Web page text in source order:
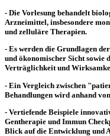
- Die Vorlesung behandelt
Arzneimittel, insbesondere
und zelluläre Therapien.
- Es werden die Grundlagen
und ökonomischer Sicht sowie
Verträglichkeit und
- Ein Vergleich zwischen
Behandlungen wird anhand
- Vertiefende Beispiele
Gentherapie und Immun
Blick auf die Entwicklung und